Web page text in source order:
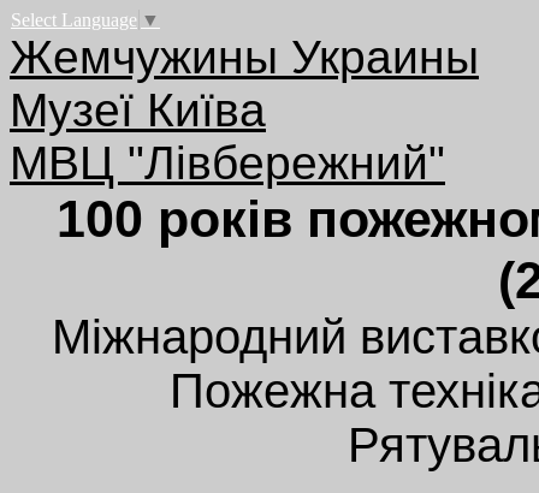
Select Language ▼
Жемчужины Украины
Музеї Київа
МВЦ "Лівбережний"
100 років
Міжнародний
Пожежна